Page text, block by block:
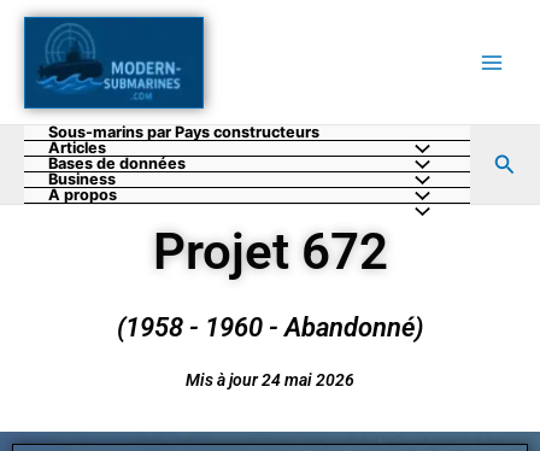
Aller
contenu
Sous-marins par Pays constructeurs
Articles
Bases de données
Business
A propos
Projet 672
(1958 - 1960 - Abandonné)
Mis à jour 24 mai 2026